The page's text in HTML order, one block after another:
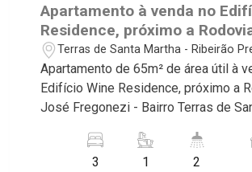
Apartamento à venda no
Residence, próximo a
Fregonezi - Ribeirão Preto/
Terras de Santa Martha - Ribeirão
Apartamento de 65m² de área útil à
Edifício Wine Residence, próximo a
José Fregonezi - Bairro Terras de
deste imóvel que a Martinelli
selecionou para você: - 65m² de área útil - 3
3 1 2